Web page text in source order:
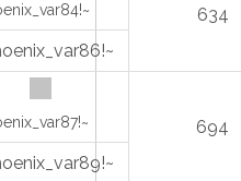
634
694